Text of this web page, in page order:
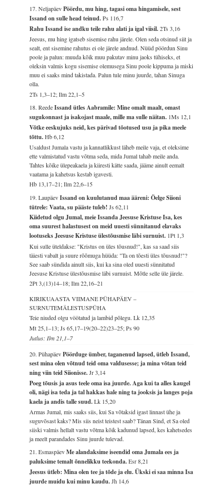
17. NeljapäevPöördu, mu hing, tagasi oma hingamisele, sest
Issand on sulle head teinud.Ps 116,7
Rahu Issand ise andku teile rahu alati ja igal viisil.2Ts 3,16
Jeesus, mu hing igatseb sisemise rahu järele. Olen seda otsinud siit ja
sealt, ent sisemine rahutus ei ole järele andnud. Nüüd pöördun Sinu
poole ja palun: muuda kõik muu pakutav minu jaoks tühiseks, et
oleksin valmis kogu sisemise olemusega Sinu poole kippuma ja miski
muu ei saaks mind takistada. Palun tule minu juurde, tahan Sinuga
olla.
2Ts 1,3–12; Ilm 22,1–5
18. ReedeIssand ütles Aabramile: Mine omalt maalt, omast
sugukonnast ja isakojast maale, mille ma sulle näitan. 1Ms 12,1
Võtke eeskujuks neid, kes pärivad tõotused usu ja pika meele
tõttu.Hb 6,12
Usaldust Jumala vastu ja kannatlikkust läheb meile vaja, et oleksime
ette valmistatud vastu võtma seda, mida Jumal tahab meile anda.
Tahtes kõike ülepeakaela ja kiiresti kätte saada, jääme ainult eemalt
vaatama ja kahetsus kestab igavesti.
Hb 13,17–21; Ilm 22,6–15
19. LaupäevIssand on kuulutanud maa ääreni: Öelge Siioni
tütrele: Vaata, su pääste tuleb!Js 62,11
Kiidetud olgu Jumal, meie Issanda Jeesuse Kristuse Isa, kes
oma suurest halastusest on meid uuesti sünnitanud elavaks
lootuseks Jeesuse Kristuse ülestõusmise läbi surnuist. 1Pt 1,3
Kui sulle üteldakse: "Kristus on üles tõusnud!", kas sa saad siis
täiesti vabalt ja suure rõõmuga hüüda: "Ta on tõesti üles tõusnud!"?
See saab sündida ainult siis, kui ka sina oled uuesti sünnitatud
Jeesuse Kristuse ülestõusmise läbi surnuist. Mõtle selle üle järele.
2Pt 3,(13)14–18; Ilm 22,16–21
KIRIKUAASTA VIIMANE PÜHAPÄEV –
SURNUTEMÄLESTUSPÜHA
Teie niuded olgu vöötatud ja lambid põlegu.Lk 12,35
Mt 25,1–13; Js 65,17–19(20–22)23–25; Ps 90
Jutlus: Ilm 21,1–7
20. PühapäevPöörduge ümber, taganenud lapsed, ütleb Issand,
sest mina olen võtnud teid oma valdusesse; ja mina võtan teid
ning viin teid Siionisse.Jr 3,14
Poeg tõusis ja asus teele oma isa juurde. Aga kui ta alles kaugel
oli, nägi isa teda ja tal hakkas hale ning ta jooksis ja langes poja
kaela ja andis talle suud.Lk 15,20
Armas Jumal, mis saaks siis, kui Sa võtaksid igast linnast ühe ja
suguvõsast kaks? Mis siis neist teistest saab? Tänan Sind, et Sa oled
siiski valmis hellalt vastu võtma kõik kadunud lapsed, kes kahetsedes
ja meelt parandades Sinu juurde tulevad.
21. EsmaspäevMe alandaksime iseendid oma Jumala ees ja
paluksime temalt õnnelikku teekonda.Esr 8,21
Jeesus ütleb: Mina olen tee ja tõde ja elu. Ükski ei saa minna Isa
juurde muidu kui minu kaudu.Jh 14,6